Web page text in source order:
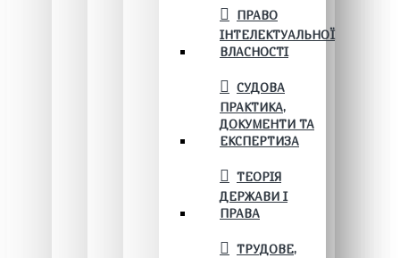
ПРАВО
ІНТЕЛЕКТУАЛЬНОЇ
ВЛАСНОСТІ
СУДОВА
ПРАКТИКА,
ДОКУМЕНТИ ТА
ЕКСПЕРТИЗА
ТЕОРІЯ
ДЕРЖАВИ І
ПРАВА
ТРУДОВЕ,